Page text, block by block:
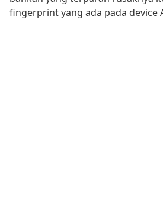
fingerprint yang ada pada device